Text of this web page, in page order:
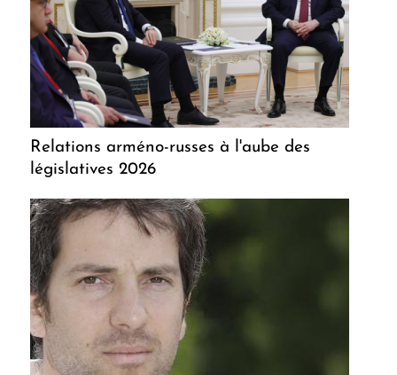
Relations arméno-russes à l'aube des
législatives 2026